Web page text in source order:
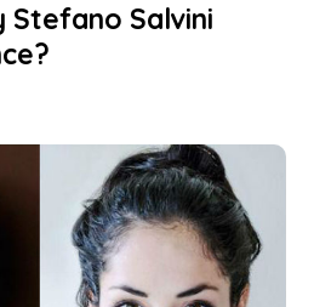
Stefano Salvini